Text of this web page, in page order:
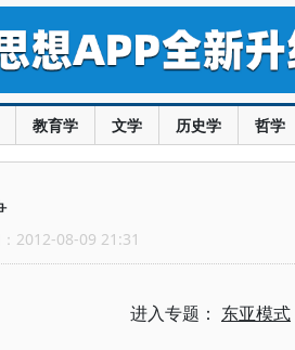
教育学 文学 历史学 哲学
2012-08-09 21:31
进入专题： 东亚模式